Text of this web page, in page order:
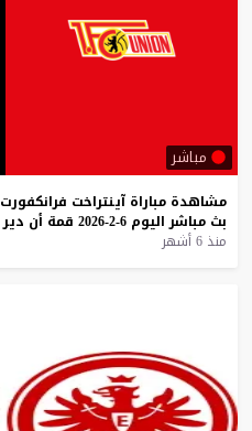
مباشر
مشاهدة مباراة آينتراخت فرانكفورت
بث مباشر اليوم 6-2-2026 قمة أن دير
منذ 6 أشهر